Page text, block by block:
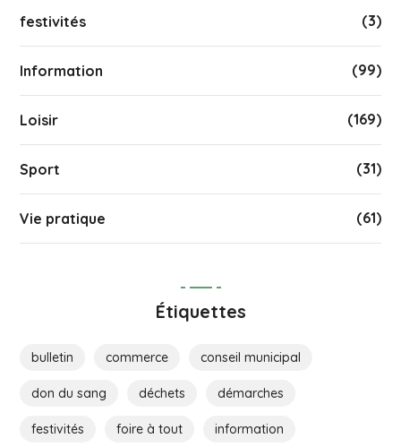
festivités (3)
Information (99)
Loisir (169)
Sport (31)
Vie pratique (61)
Étiquettes
bulletin commerce conseil municipal
don du sang déchets démarches
festivités foire à tout information